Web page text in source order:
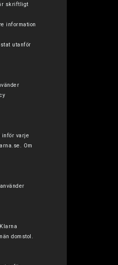
skriftligt
information
utanför
inför varje
. Om
domstol.